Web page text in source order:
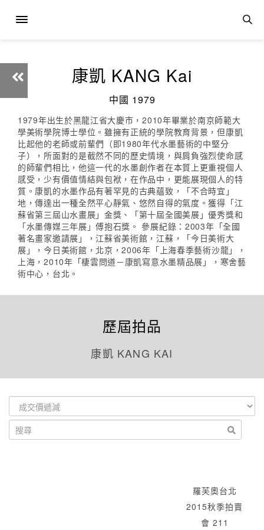
康凱 KANG Kai
中國 1979
1979年出生於黑龍江省大慶市，2010年畢業於南京師範大
學美術學院博士學位。雖擁有正統的學院教育背景，但康凱
比起他的老師或前輩們（即1980年代水墨藝術的中堅分
子），所面對的是截然不同的歷史情境，與肩負強烈使命感
的師輩們相比，他這一代的水墨創作者在本質上更重視個人
感受，少有價值情結與包袱，在作品中，更能展現個人的特
質。康凱的水墨作品有著罕見的古典蘊致，「不合時宜」
地，傳達出一種全然平心靜氣、悠然自得的氣度。獲得「江
蘇省第三屆山水畫展」金獎、「第十屆全國美展」優秀獎和
「水墨傳媒三年展」傅抱石獎。 參展紀錄：2003年「全國
著名畫家邀請展」，江蘇省美術館，江蘇，「今日美術大
展」，今日美術館，北京，2006年「上海春季藝術沙龍」，
上海，2010年「棲雲問道－康凱寫意水墨精品展」，寒舍藝
術中心，台北。
歷屆拍品
康凱 KANG KAI
羅芙奧台北
2015秋季拍賣
會 211